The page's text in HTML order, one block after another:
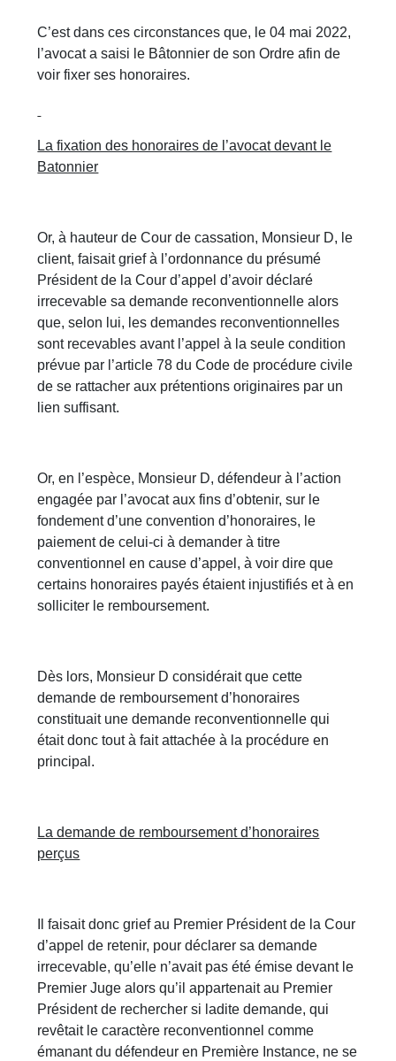
C’est dans ces circonstances que, le 04 mai 2022,
l’avocat a saisi le Bâtonnier de son Ordre afin de
voir fixer ses honoraires.
La fixation des honoraires de l’avocat devant le
Batonnier
Or, à hauteur de Cour de cassation, Monsieur D, le
client, faisait grief à l’ordonnance du présumé
Président de la Cour d’appel d’avoir déclaré
irrecevable sa demande reconventionnelle alors
que, selon lui, les demandes reconventionnelles
sont recevables avant l’appel à la seule condition
prévue par l’article 78 du Code de procédure civile
de se rattacher aux prétentions originaires par un
lien suffisant.
Or, en l’espèce, Monsieur D, défendeur à l’action
engagée par l’avocat aux fins d’obtenir, sur le
fondement d’une convention d’honoraires, le
paiement de celui-ci à demander à titre
conventionnel en cause d’appel, à voir dire que
certains honoraires payés étaient injustifiés et à en
solliciter le remboursement.
Dès lors, Monsieur D considérait que cette
demande de remboursement d’honoraires
constituait une demande reconventionnelle qui
était donc tout à fait attachée à la procédure en
principal.
La demande de remboursement d’honoraires
perçus
Il faisait donc grief au Premier Président de la Cour
d’appel de retenir, pour déclarer sa demande
irrecevable, qu’elle n’avait pas été émise devant le
Premier Juge alors qu’il appartenait au Premier
Président de rechercher si ladite demande, qui
revêtait le caractère reconventionnel comme
émanant du défendeur en Première Instance, ne se